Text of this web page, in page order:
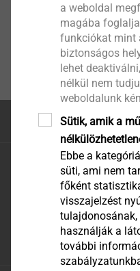
Az oldal teteje
EJOT Hungaria Kft.
EJOT Hungaria
H-2310
Telefon: +36 24 519 360
E-mail:
a weboldal
magába
funkciókat mint
biztonságos
lehet
nélkül nem
weboldalunk
Sütik, amik a
Ebbe a
süti, ami nem
főként
visszajelzést
használják a
további